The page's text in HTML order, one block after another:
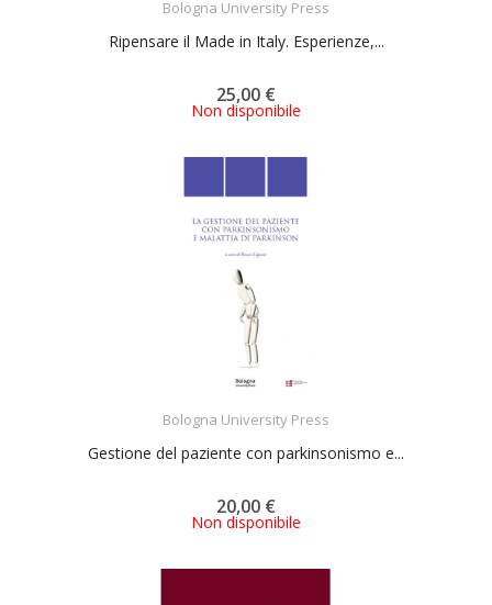
Bologna University Press
Ripensare il Made in Italy. Esperienze,...
25,00 €
Non disponibile
Bologna University Press
Gestione del paziente con parkinsonismo e...
20,00 €
Non disponibile